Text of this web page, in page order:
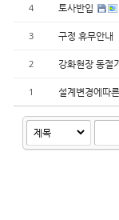
4 토사반입
3 구정 휴무안내
2 강화현장 동절
1 설계변경에따